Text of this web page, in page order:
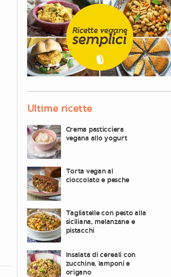
Ultime ricette
Crema pasticciera
vegana allo yogurt
Torta vegan al
cioccolato e pesche
Tagliatelle con pesto alla
siciliana, melanzane e
pistacchi
Insalata di cereali con
zucchine, lamponi e
origano